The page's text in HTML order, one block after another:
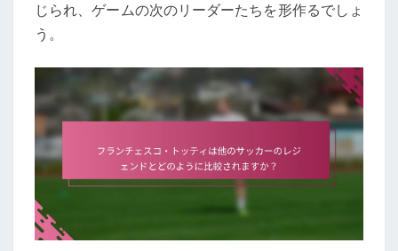
じられ、ゲームの次のリーダーたちを形作るでしょ
う。